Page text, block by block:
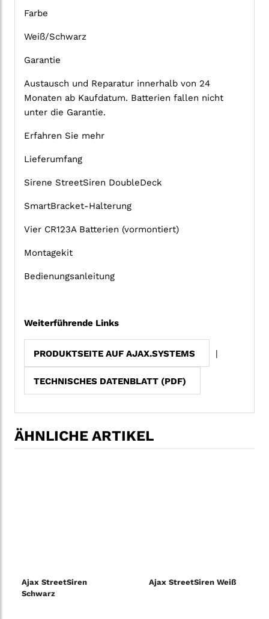
Farbe
Weiß/Schwarz
Garantie
Austausch und Reparatur innerhalb von 24
Monaten ab Kaufdatum. Batterien fallen nicht
unter die Garantie.
Erfahren Sie mehr
Lieferumfang
Sirene StreetSiren DoubleDeck
SmartBracket-Halterung
Vier CR123A Batterien (vormontiert)
Montagekit
Bedienungsanleitung
Weiterführende Links
PRODUKTSEITE AUF AJAX.SYSTEMS
TECHNISCHES DATENBLATT (PDF)
ÄHNLICHE ARTIKEL
Ajax StreetSiren
Schwarz
Ajax StreetSiren Weiß